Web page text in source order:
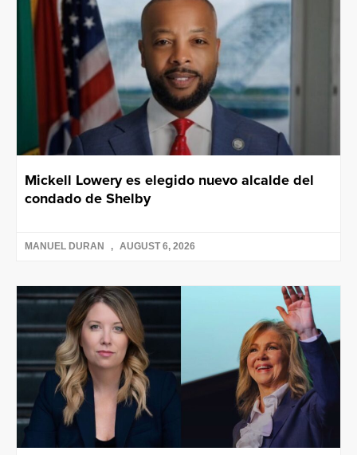
Mickell Lowery es elegido nuevo alcalde del
condado de Shelby
MANUEL DURAN AUGUST 6, 2026